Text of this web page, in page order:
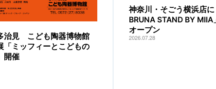
治見 こども陶器博物館
「ミッフィーとこどもの
開催
神奈川・そごう横浜店
BRUNA STAND BY
オープン
2026.07.28